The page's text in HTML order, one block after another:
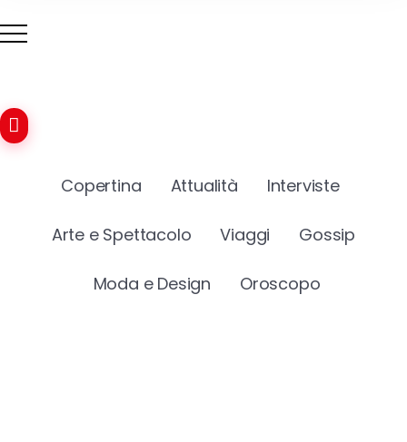
Copertina Attualità Interviste
Arte e Spettacolo Viaggi Gossip
Moda e Design Oroscopo